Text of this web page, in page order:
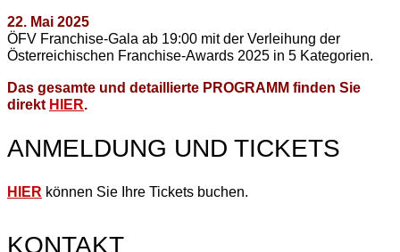
22. Mai 2025
ÖFV Franchise-Gala ab 19:00 mit der Verleihung der
Österreichischen Franchise-Awards 2025 in 5 Kategorien.
Das gesamte und detaillierte PROGRAMM finden Sie
direkt HIER.
ANMELDUNG UND TICKETS
HIER können Sie Ihre Tickets buchen.
KONTAKT